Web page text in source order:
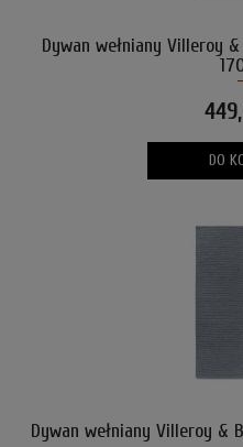
Dywan wełniany Villeroy
DO
Dywan wełniany Villeroy &